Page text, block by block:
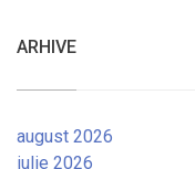
ARHIVE
august 2026
iulie 2026